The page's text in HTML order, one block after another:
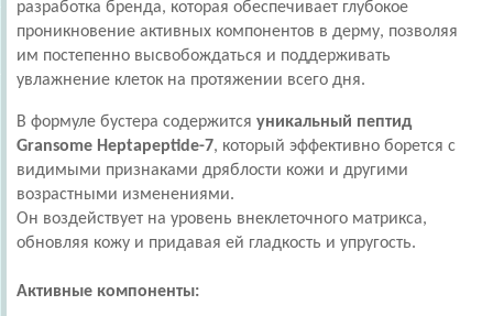
разработка бренда, которая обеспечивает глубокое
проникновение активных компонентов в дерму, позволяя
им постепенно высвобождаться и поддерживать
увлажнение клеток на протяжении всего дня.
В формуле бустера содержится уникальный пептид
Gransome Heptapeptide-7, который эффективно борется с
видимыми признаками дряблости кожи и другими
возрастными изменениями.
Он воздействует на уровень внеклеточного матрикса,
обновляя кожу и придавая ей гладкость и упругость.
Активные компоненты: